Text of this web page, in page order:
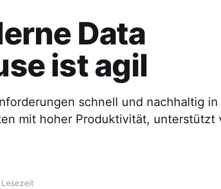
Data
ist agil
schnell und nachhaltig
mit hoher Produktivität, unterstützt
Lesezeit